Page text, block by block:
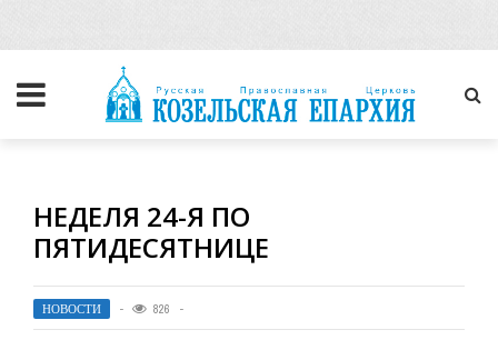
НЕДЕЛЯ 24-Я ПО
ПЯТИДЕСЯТНИЦЕ
НОВОСТИ 826